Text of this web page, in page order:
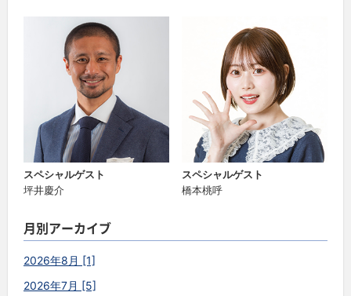
スペシャルゲスト
坪井慶介
スペシャルゲスト
橋本桃呼
月別アーカイブ
2026年8月 [1]
2026年7月 [5]